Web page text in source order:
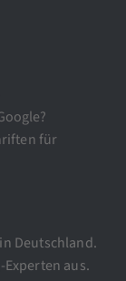
für
Deutschland.
aus.